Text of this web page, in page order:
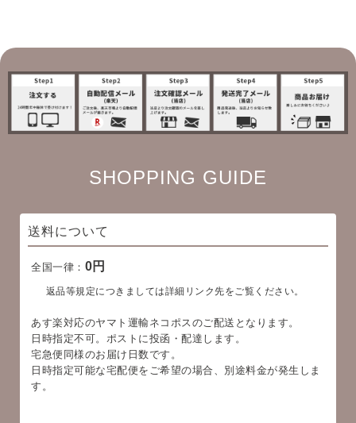
SHOPPING GUIDE
送料について
全国一律： 0円
返品等規定につきましては詳細リンク先をご覧ください。
あす楽対応のヤマト運輸ネコポスのご配送となります。
日時指定不可。ポストに投函・配達します。
宅急便同様のお届け日数です。
日時指定可能な宅配便をご希望の場合、別途料金が発生しま
す。